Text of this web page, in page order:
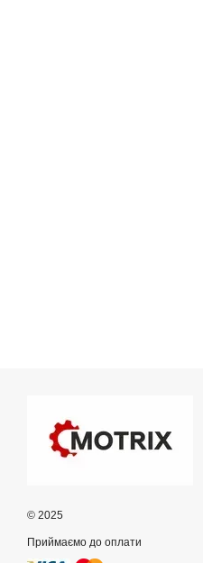
© 2025
Приймаємо до оплати